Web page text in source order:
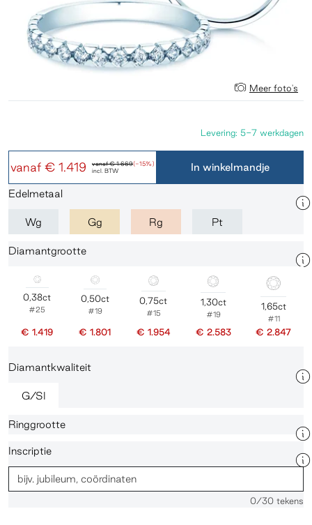
Meer foto's
vanaf€ 1.669(-15%)
vanaf € 1.419 incl. BTW
Levering: 5-7 werkdagen
In winkelmandje
Edelmetaal
Wg Gg Rg Pt
Diamantgrootte
0,38ct
#25
€ 1.419
0,50ct
#19
€ 1.801
0,75ct
#15
€ 1.954
1,30ct
#19
€ 2.583
1,65ct
#11
€ 2.847
Diamantkwaliteit
G/SI
Ringgrootte
Inscriptie
0/30 tekens